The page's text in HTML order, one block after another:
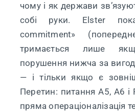
чому і як держави
собі руки. Elster
commitment»
тримається лише
порушення нижча за
— і тільки якщо є
Перетин: питання A5, A6
пряма операціоналізація